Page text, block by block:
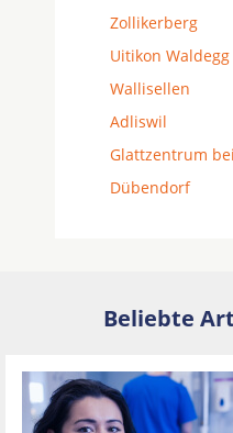
Zollikerberg
Uitikon Waldegg
Wallisellen
Adliswil
Glattzentrum
Dübendorf
Beliebte